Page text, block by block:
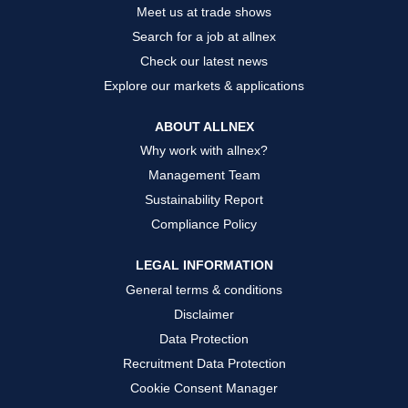
i
s
r
k
a
t
e
e
ö
f
f
n
e
i
s
t
r
k
a
t
e
e
ö
f
f
n
e
Meet us at trade shows
Search for a job at allnex
Check our latest news
Explore our markets & applications
ABOUT ALLNEX
Why work with allnex?
Management Team
Sustainability Report
Compliance Policy
LEGAL INFORMATION
General terms & conditions
Disclaimer
Data Protection
Recruitment Data Protection
Cookie Consent Manager